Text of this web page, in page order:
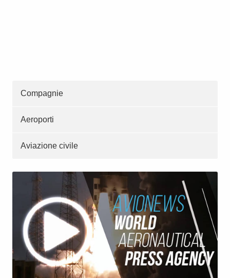
Compagnie
Aeroporti
Aviazione civile